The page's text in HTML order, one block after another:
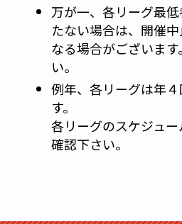
万が一、各リーグ最
たない場合は、開催
なる場合がございま
い。
例年、各リーグは年
す。
各リーグのスケジュー
確認下さい。